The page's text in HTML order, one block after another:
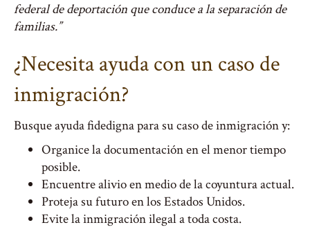
federal de deportación que conduce a la separación de
familias.”
¿Necesita ayuda con un caso de
inmigración?
Busque ayuda fidedigna para su caso de inmigración y:
Organice la documentación en el menor tiempo
posible.
Encuentre alivio en medio de la coyuntura actual.
Proteja su futuro en los Estados Unidos.
Evite la inmigración ilegal a toda costa.